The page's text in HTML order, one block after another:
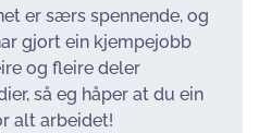
er særs spennende, og
gjort ein kjempejobb
og fleire deler
så eg håper at du ein
alt arbeidet!